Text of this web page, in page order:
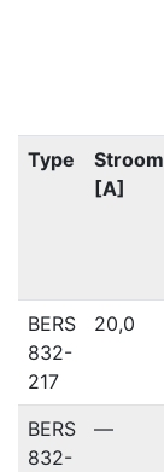
Type
Stroom
[A]
BERS
832-
217
20,0
BERS
832-
—